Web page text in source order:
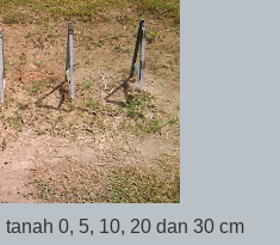
0, 5, 10, 20 dan 30 cm